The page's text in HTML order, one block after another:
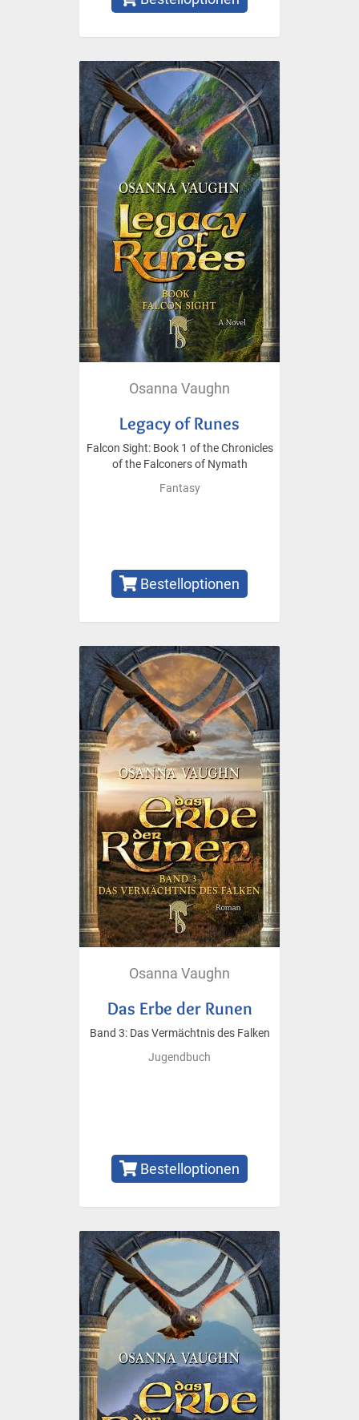
Osanna Vaughn
Legacy of Runes
Falcon Sight: Book 1 of the Chronicles
of the Falconers of Nymath
Fantasy
Bestelloptionen
Osanna Vaughn
Das Erbe der Runen
Band 3: Das Vermächtnis des Falken
Jugendbuch
Bestelloptionen